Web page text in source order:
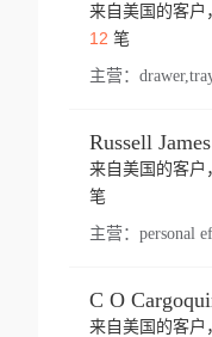
来自美国的客户
12 笔
主营：
来自美国的客户
笔
主营：
C O
来自美国的客户